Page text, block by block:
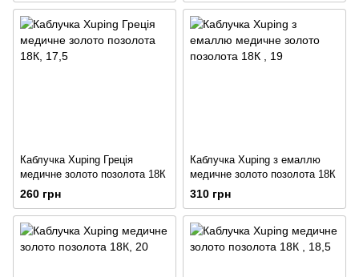
Каблучка Xuping Греція
медичне золото позолота 18К
260 грн
Каблучка Xuping з емаллю
медичне золото позолота 18К
310 грн